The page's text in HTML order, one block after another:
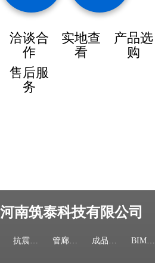
洽谈合
作
实地查
看
产品选
购
售后服
务
抗震支架 管廊支架 成品支架 BIM服务
河南筑泰科技有限公司